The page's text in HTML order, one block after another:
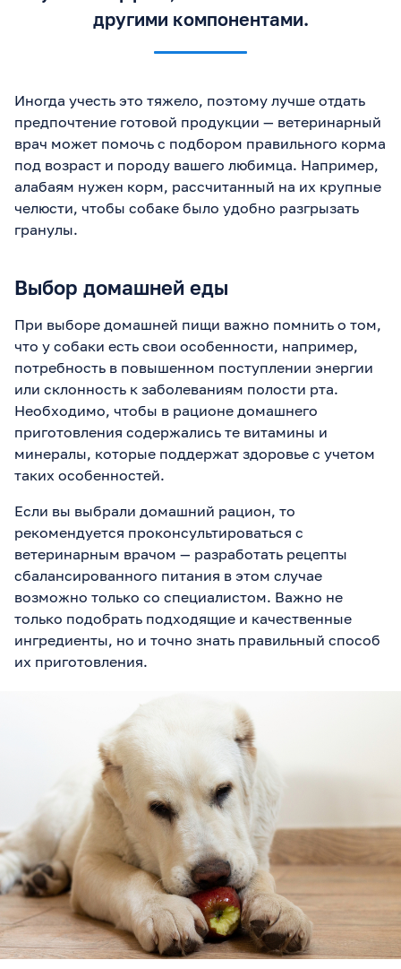
другими компонентами.
Иногда учесть это тяжело, поэтому лучше отдать
предпочтение готовой продукции — ветеринарный
врач может помочь с подбором правильного корма
под возраст и породу вашего любимца. Например,
алабаям нужен корм, рассчитанный на их крупные
челюсти, чтобы собаке было удобно разгрызать
гранулы.
Выбор домашней еды
При выборе домашней пищи важно помнить о том,
что у собаки есть свои особенности, например,
потребность в повышенном поступлении энергии
или склонность к заболеваниям полости рта.
Необходимо, чтобы в рационе домашнего
приготовления содержались те витамины и
минералы, которые поддержат здоровье с учетом
таких особенностей.
Если вы выбрали домашний рацион, то
рекомендуется проконсультироваться с
ветеринарным врачом — разработать рецепты
сбалансированного питания в этом случае
возможно только со специалистом. Важно не
только подобрать подходящие и качественные
ингредиенты, но и точно знать правильный способ
их приготовления.